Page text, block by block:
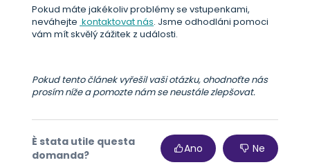
Pokud máte jakékoliv problémy se vstupenkami,
neváhejte kontaktovat nás. Jsme odhodláni pomoci
vám mít skvělý zážitek z události.
Pokud tento článek vyřešil vaši otázku, ohodnoťte nás
prosím níže a pomozte nám se neustále zlepšovat.
È stata utile questa
domanda?
Ano Ne